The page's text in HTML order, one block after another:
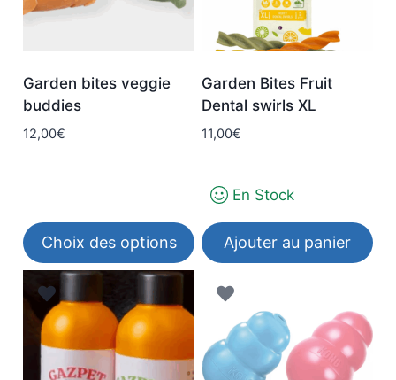
Garden bites veggie
buddies
12,00€
Choix des options
Ce
produit
plusieurs
variations.
Garden Bites Fruit
Dental swirls XL
11,00€
En Stock
Ajouter au panier